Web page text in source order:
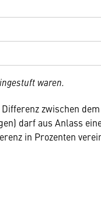
waren.
zwischen
darf aus Anlass
in Prozenten